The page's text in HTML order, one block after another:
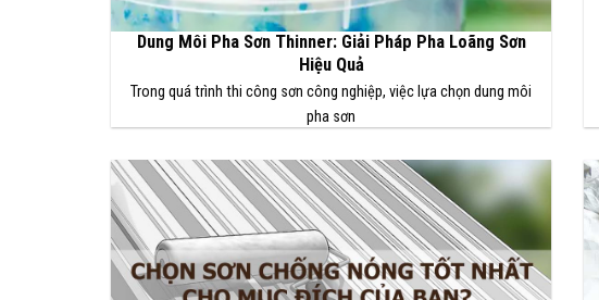
Dung Môi Pha Sơn Thinner: Giải Pháp Pha Loãng Sơn
Hiệu Quả
Trong quá trình thi công sơn công nghiệp, việc lựa chọn dung môi
pha sơn